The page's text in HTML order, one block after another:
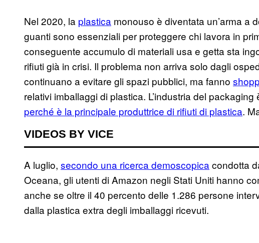
Nel 2020, la plastica monouso è diventata un’arma a
guanti sono essenziali per proteggere chi lavora in
conseguente accumulo di materiali usa e getta sta
rifiuti già in crisi. Il problema non arriva solo dagli
continuano a evitare gli spazi pubblici, ma fanno
relativi imballaggi di plastica. L’industria del
perché è la principale produttrice di rifiuti di plastica.
VIDEOS BY VICE
A luglio, secondo una ricerca demoscopica condotta
Oceana, gli utenti di Amazon negli Stati Uniti hanno
anche se oltre il 40 percento delle 1.286 persone
dalla plastica extra degli imballaggi ricevuti.